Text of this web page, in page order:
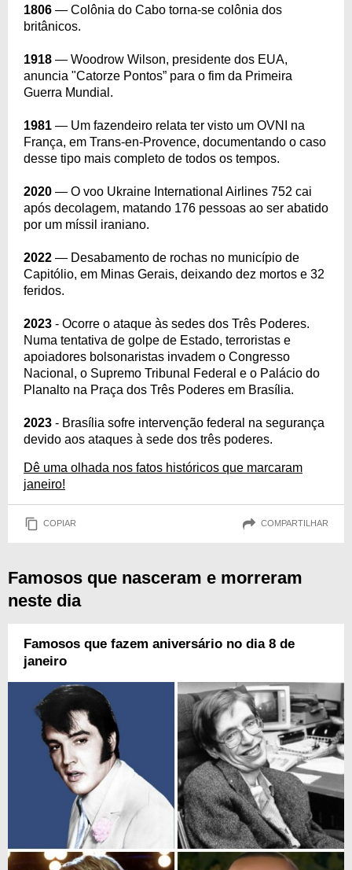
1806 — Colônia do Cabo torna-se colônia dos
britânicos.
1918 — Woodrow Wilson, presidente dos EUA,
anuncia "Catorze Pontos” para o fim da Primeira
Guerra Mundial.
1981 — Um fazendeiro relata ter visto um OVNI na
França, em Trans-en-Provence, documentando o caso
desse tipo mais completo de todos os tempos.
2020 — O voo Ukraine International Airlines 752 cai
após decolagem, matando 176 pessoas ao ser abatido
por um míssil iraniano.
2022 — Desabamento de rochas no município de
Capitólio, em Minas Gerais, deixando dez mortos e 32
feridos.
2023 - Ocorre o ataque às sedes dos Três Poderes.
Numa tentativa de golpe de Estado, terroristas e
apoiadores bolsonaristas invadem o Congresso
Nacional, o Supremo Tribunal Federal e o Palácio do
Planalto na Praça dos Três Poderes em Brasília.
2023 - Brasília sofre intervenção federal na segurança
devido aos ataques à sede dos três poderes.
Dê uma olhada nos fatos históricos que marcaram
janeiro!
COPIAR COMPARTILHAR
Famosos que nasceram e morreram
neste dia
Famosos que fazem aniversário no dia 8 de
janeiro